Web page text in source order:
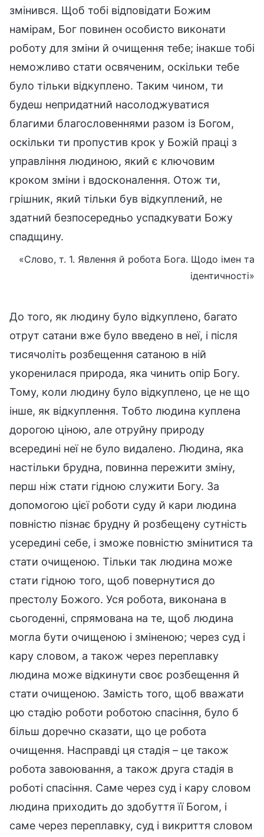
змінився. Щоб тобі відповідати Божим
намірам, Бог повинен особисто виконати
роботу для зміни й очищення тебе; інакше тобі
неможливо стати освяченим, оскільки тебе
було тільки відкуплено. Таким чином, ти
будеш непридатний насолоджуватися
благими благословеннями разом із Богом,
оскільки ти пропустив крок у Божій праці з
управління людиною, який є ключовим
кроком зміни і вдосконалення. Отож ти,
грішник, який тільки був відкуплений, не
здатний безпосередньо успадкувати Божу
спадщину.
«Слово, т. 1. Явлення й робота Бога. Щодо імен та
ідентичності»
До того, як людину було відкуплено, багато
отрут сатани вже було введено в неї, і після
тисячоліть розбещення сатаною в ній
укоренилася природа, яка чинить опір Богу.
Тому, коли людину було відкуплено, це не що
інше, як відкуплення. Тобто людина куплена
дорогою ціною, але отруйну природу
всередині неї не було видалено. Людина, яка
настільки брудна, повинна пережити зміну,
перш ніж стати гідною служити Богу. За
допомогою цієї роботи суду й кари людина
повністю пізнає брудну й розбещену сутність
усередині себе, і зможе повністю змінитися та
стати очищеною. Тільки так людина може
стати гідною того, щоб повернутися до
престолу Божого. Уся робота, виконана в
сьогоденні, спрямована на те, щоб людина
могла бути очищеною і зміненою; через суд і
кару словом, а також через переплавку
людина може відкинути своє розбещення й
стати очищеною. Замість того, щоб вважати
цю стадію роботи роботою спасіння, було б
більш доречно сказати, що це робота
очищення. Насправді ця стадія – це також
робота завоювання, а також друга стадія в
роботі спасіння. Саме через суд і кару словом
людина приходить до здобуття її Богом, і
саме через переплавку, суд і викриття словом